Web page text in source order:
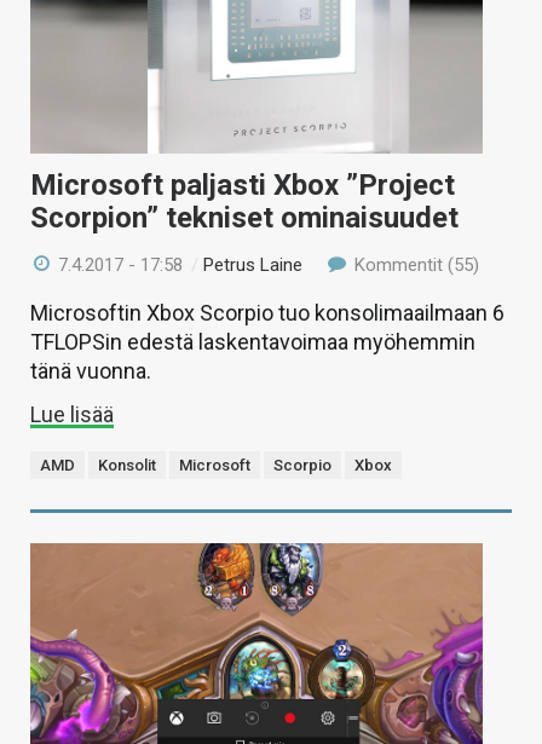
Microsoft paljasti Xbox ”Project
Scorpion” tekniset ominaisuudet
7.4.2017 - 17:58 / Petrus Laine Kommentit (55)
Microsoftin Xbox Scorpio tuo konsolimaailmaan 6
TFLOPSin edestä laskentavoimaa myöhemmin
tänä vuonna.
Lue lisää
AMD Konsolit Microsoft Scorpio Xbox